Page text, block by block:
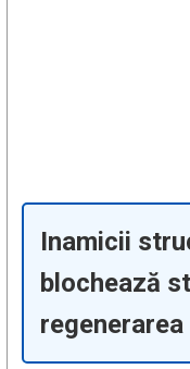
Inamicii
blochează
regenerarea